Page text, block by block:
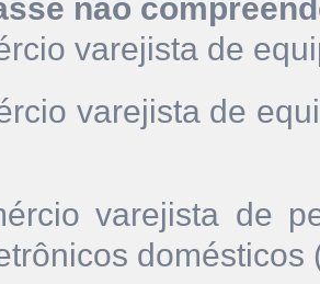
não
varejista de
varejista de
varejista de
domésticos